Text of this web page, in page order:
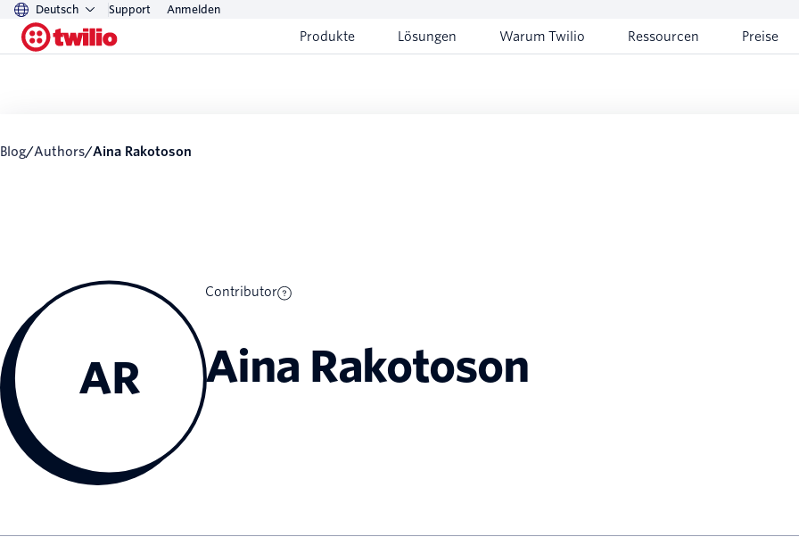
Deutsch Support Anmelden
Produkte Lösungen Warum Twilio Ressourcen Preise
Blog/ Authors/ Aina Rakotoson
AR
Contributor
Aina Rakotoson